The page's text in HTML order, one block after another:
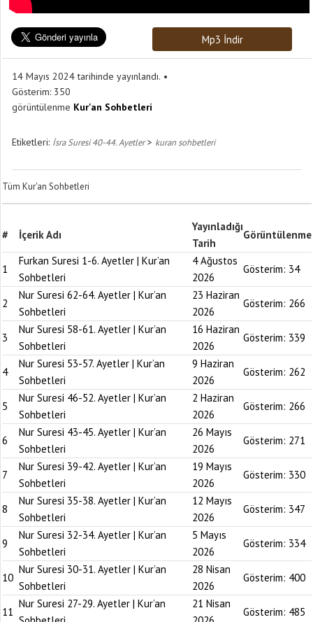
Mp3 İndir
14 Mayıs 2024 tarihinde yayınlandı.
Gösterim: 350
görüntülenme Kur'an Sohbetleri
Etiketleri: İsra Suresi 40-44. Ayetler> kuran sohbetleri
Tüm Kur'an Sohbetleri
# İçerik Adı
Yayınladığı
Tarih
Görüntülenme
1
Furkan Suresi 1-6. Ayetler | Kur’an
Sohbetleri
4 Ağustos
2026
Gösterim: 34
2
Nur Suresi 62-64. Ayetler | Kur’an
Sohbetleri
23 Haziran
2026
Gösterim: 266
3
Nur Suresi 58-61. Ayetler | Kur’an
Sohbetleri
16 Haziran
2026
Gösterim: 339
4
Nur Suresi 53-57. Ayetler | Kur’an
Sohbetleri
9 Haziran
2026
Gösterim: 262
5
Nur Suresi 46-52. Ayetler | Kur’an
Sohbetleri
2 Haziran
2026
Gösterim: 266
6
Nur Suresi 43-45. Ayetler | Kur’an
Sohbetleri
26 Mayıs
2026
Gösterim: 271
7
Nur Suresi 39-42. Ayetler | Kur’an
Sohbetleri
19 Mayıs
2026
Gösterim: 330
8
Nur Suresi 35-38. Ayetler | Kur’an
Sohbetleri
12 Mayıs
2026
Gösterim: 347
9
Nur Suresi 32-34. Ayetler | Kur’an
Sohbetleri
5 Mayıs
2026
Gösterim: 334
10
Nur Suresi 30-31. Ayetler | Kur’an
Sohbetleri
28 Nisan
2026
Gösterim: 400
11
Nur Suresi 27-29. Ayetler | Kur’an
21 Nisan
Gösterim: 485